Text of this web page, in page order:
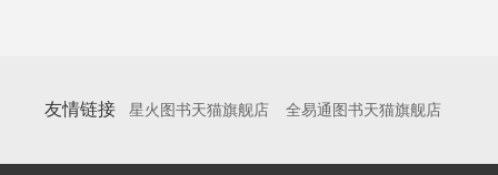
友情链接 星火图书天猫旗舰店 全易通图书天猫旗舰店